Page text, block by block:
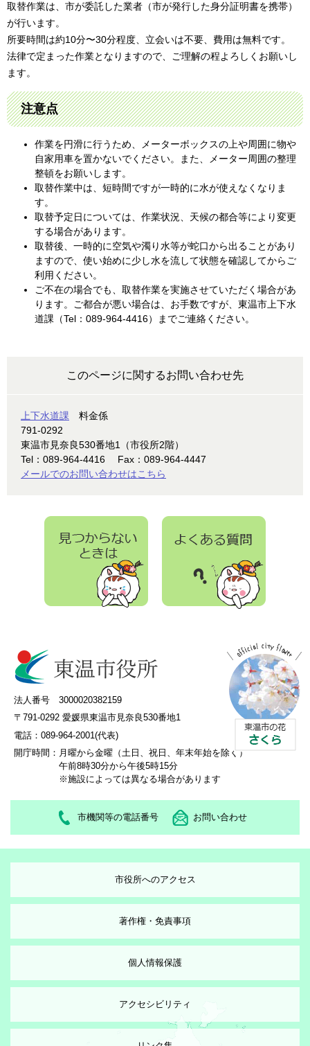
取替作業は、市が委託した業者（市が発行した身分証明書を携帯）
が行います。
所要時間は約10分〜30分程度、立会いは不要、費用は無料です。
法律で定まった作業となりますので、ご理解の程よろしくお願いし
ます。
注意点
作業を円滑に行うため、メーターボックスの上や周囲に物や
自家用車を置かないでください。また、メーター周囲の整理
整頓をお願いします。
取替作業中は、短時間ですが一時的に水が使えなくなりま
す。
取替予定日については、作業状況、天候の都合等により変更
する場合があります。
取替後、一時的に空気や濁り水等が蛇口から出ることがあり
ますので、使い始めに少し水を流して状態を確認してからご
利用ください。
ご不在の場合でも、取替作業を実施させていただく場合があ
ります。ご都合が悪い場合は、お手数ですが、東温市上下水
道課（Tel：089-964-4416）までご連絡ください。
このページに関するお問い合わせ先
上下水道課
料金係
791-0292
東温市見奈良530番地1（市役所2階）
Tel：089-964-4416
Fax：089-964-4447
メールでのお問い合わせはこちら
法人番号 3000020382159
〒791-0292 愛媛県東温市見奈良530番地1
電話：089-964-2001(代表)
開庁時間： 月曜から金曜（土日、祝日、年末年始を除く）
午前8時30分から午後5時15分
※施設によっては異なる場合があります
市機関等の電話番号 お問い合わせ
市役所へのアクセス
著作権・免責事項
個人情報保護
アクセシビリティ